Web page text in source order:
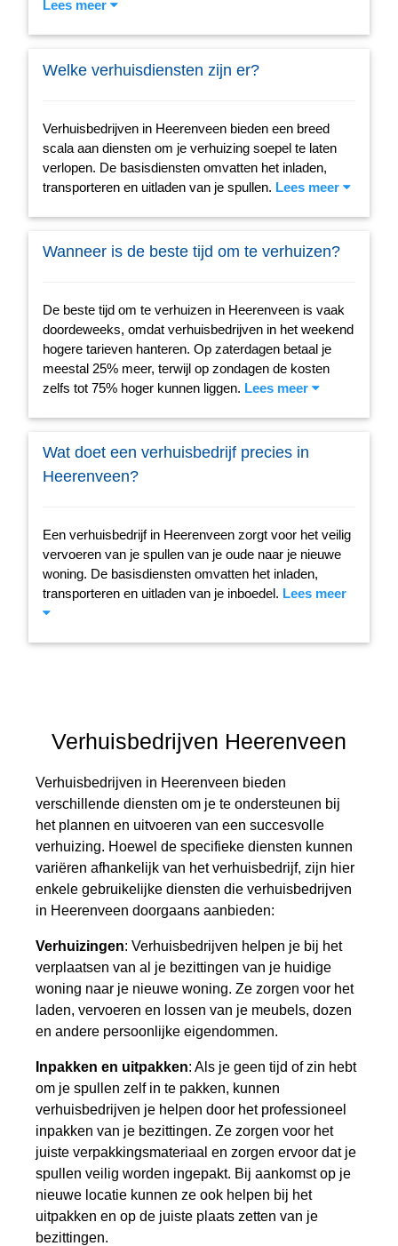
Lees meer
Welke verhuisdiensten zijn er?
Verhuisbedrijven in Heerenveen bieden een breed
scala aan diensten om je verhuizing soepel te laten
verlopen. De basisdiensten omvatten het inladen,
transporteren en uitladen van je spullen. Lees meer
Wanneer is de beste tijd om te verhuizen?
De beste tijd om te verhuizen in Heerenveen is vaak
doordeweeks, omdat verhuisbedrijven in het weekend
hogere tarieven hanteren. Op zaterdagen betaal je
meestal 25% meer, terwijl op zondagen de kosten
zelfs tot 75% hoger kunnen liggen. Lees meer
Wat doet een verhuisbedrijf precies in
Heerenveen?
Een verhuisbedrijf in Heerenveen zorgt voor het veilig
vervoeren van je spullen van je oude naar je nieuwe
woning. De basisdiensten omvatten het inladen,
transporteren en uitladen van je inboedel. Lees meer
Verhuisbedrijven Heerenveen
Verhuisbedrijven in Heerenveen bieden
verschillende diensten om je te ondersteunen bij
het plannen en uitvoeren van een succesvolle
verhuizing. Hoewel de specifieke diensten kunnen
variëren afhankelijk van het verhuisbedrijf, zijn hier
enkele gebruikelijke diensten die verhuisbedrijven
in Heerenveen doorgaans aanbieden:
Verhuizingen: Verhuisbedrijven helpen je bij het
verplaatsen van al je bezittingen van je huidige
woning naar je nieuwe woning. Ze zorgen voor het
laden, vervoeren en lossen van je meubels, dozen
en andere persoonlijke eigendommen.
Inpakken en uitpakken: Als je geen tijd of zin hebt
om je spullen zelf in te pakken, kunnen
verhuisbedrijven je helpen door het professioneel
inpakken van je bezittingen. Ze zorgen voor het
juiste verpakkingsmateriaal en zorgen ervoor dat je
spullen veilig worden ingepakt. Bij aankomst op je
nieuwe locatie kunnen ze ook helpen bij het
uitpakken en op de juiste plaats zetten van je
bezittingen.